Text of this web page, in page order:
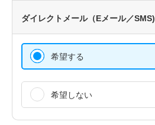
ダイレクトメール（Eメール／SMS)
希望する
希望しない